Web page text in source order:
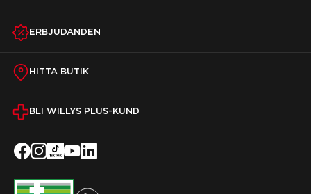
ERBJUDANDEN
HITTA BUTIK
BLI WILLYS PLUS-KUND